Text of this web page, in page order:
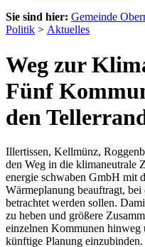
Sie sind hier: Gemeinde
Politik > Aktuelles
Weg zur
Fünf
den
Illertissen, Kellmünz,
den Weg in die klimaneutrale
energie schwaben GmbH mit
Wärmeplanung beauftragt,
betrachtet werden sollen.
zu heben und größere
einzelnen Kommunen hinweg
künftige Planung einzubinden.